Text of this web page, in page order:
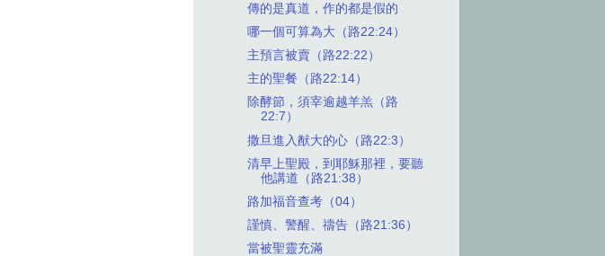
傳的是真道，作的都是假的
哪一個可算為大（路22:24）
主預言被賣（路22:22）
主的聖餐（路22:14）
除酵節，須宰逾越羊羔（路
22:7）
撒旦進入猷大的心（路22:3）
清早上聖殿，到耶穌那裡，要聽
他講道（路21:38）
路加福音查考（04）
謹慎、警醒、禱告（路21:36）
當被聖靈充滿